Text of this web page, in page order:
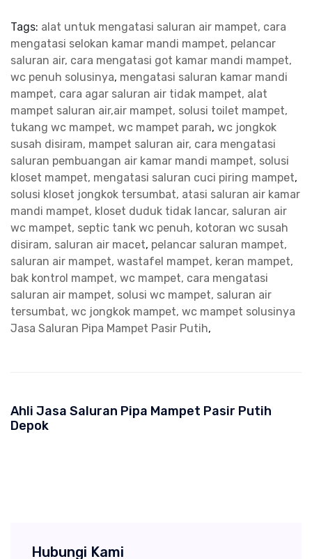
Tags: alat untuk mengatasi saluran air mampet, cara
mengatasi selokan kamar mandi mampet, pelancar
saluran air, cara mengatasi got kamar mandi mampet,
wc penuh solusinya, mengatasi saluran kamar mandi
mampet, cara agar saluran air tidak mampet, alat
mampet saluran air,air mampet, solusi toilet mampet,
tukang wc mampet, wc mampet parah, wc jongkok
susah disiram, mampet saluran air, cara mengatasi
saluran pembuangan air kamar mandi mampet, solusi
kloset mampet, mengatasi saluran cuci piring mampet,
solusi kloset jongkok tersumbat, atasi saluran air kamar
mandi mampet, kloset duduk tidak lancar, saluran air
wc mampet, septic tank wc penuh, kotoran wc susah
disiram, saluran air macet, pelancar saluran mampet,
saluran air mampet, wastafel mampet, keran mampet,
bak kontrol mampet, wc mampet, cara mengatasi
saluran air mampet, solusi wc mampet, saluran air
tersumbat, wc jongkok mampet, wc mampet solusinya
Jasa Saluran Pipa Mampet Pasir Putih,
Ahli Jasa Saluran Pipa Mampet Pasir Putih
Depok
Hubungi Kami